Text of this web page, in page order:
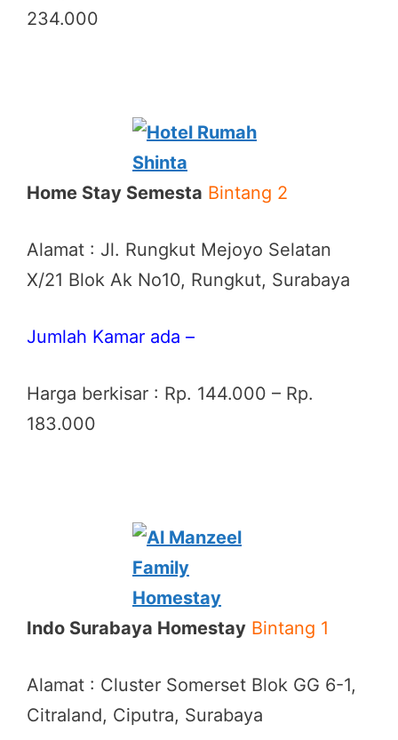
234.000
Home Stay Semesta Bintang 2
Alamat : Jl. Rungkut Mejoyo Selatan
X/21 Blok Ak No10, Rungkut, Surabaya
Jumlah Kamar ada –
Harga berkisar : Rp. 144.000 – Rp.
183.000
Indo Surabaya Homestay Bintang 1
Alamat : Cluster Somerset Blok GG 6-1,
Citraland, Ciputra, Surabaya